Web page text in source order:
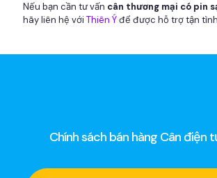
Nếu bạn cần tư vấn cân thương mại có pin
hãy liên hệ với Thiên Ýđể được hỗ trợ tận
Chính sách bán hàng Cân điện